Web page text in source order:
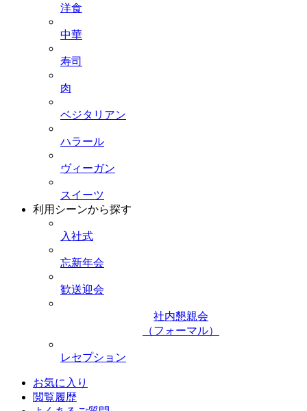
洋食
中華
寿司
肉
ベジタリアン
ハラール
ヴィーガン
スイーツ
利用シーンから探す
入社式
忘新年会
歓送迎会
社内懇親会
（フォーマル）
レセプション
お気に入り
閲覧履歴